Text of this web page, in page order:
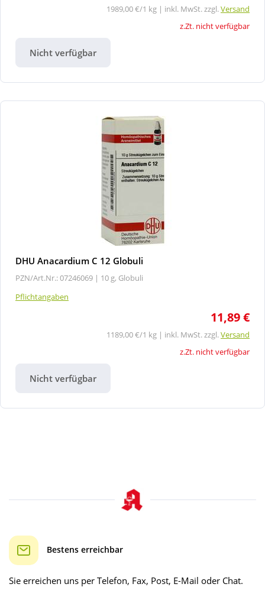
1989,00 €/1 kg | inkl. MwSt. zzgl.Versand
z.Zt. nicht verfügbar
Nicht verfügbar
DHU Anacardium C 12 Globuli
PZN/Art.Nr.: 07246069 | 10 g, Globuli
Pflichtangaben
11,89 €
1189,00 €/1 kg | inkl. MwSt. zzgl.Versand
z.Zt. nicht verfügbar
Nicht verfügbar
Bestens erreichbar
Sie erreichen uns per Telefon, Fax, Post, E-Mail oder Chat.